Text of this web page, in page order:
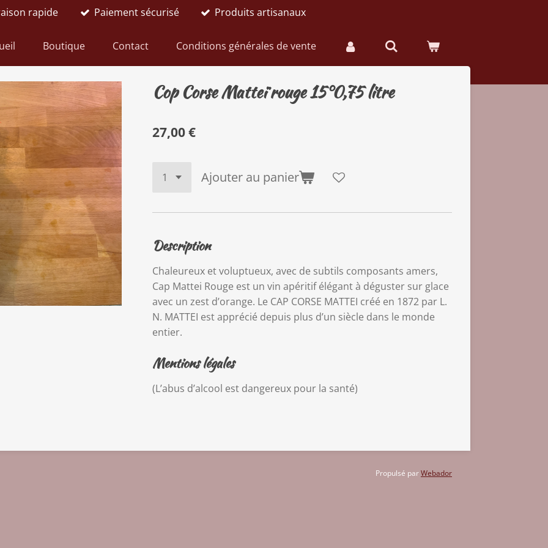
rapide Paiement sécurisé Produits artisanaux
Boutique Contact Conditions générales de vente
Cop Corse Matteï rouge 15°0,75 litre
27,00 €
Ajouter au panier
Description
Chaleureux et voluptueux, avec de subtils composants amers,
Cap Mattei Rouge est un vin apéritif élégant à déguster sur glace
avec un zest d’orange. Le CAP CORSE MATTEI créé en 1872 par L.
N. MATTEI est apprécié depuis plus d’un siècle dans le monde
entier.
Mentions légales
(L’abus d’alcool est dangereux pour la santé)
Propulsé par Webador